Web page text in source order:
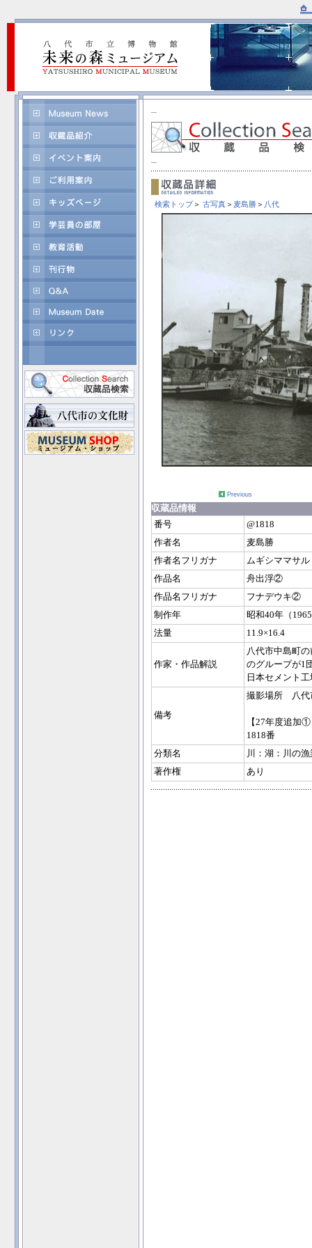
検索トップ＞ 古写真＞ 麦島勝＞ 八代
Previous
収蔵品情報
番号
@1818
作者名
麦島勝
作者名フリガナ
ムギシママサル
作品名
舟出浮②
作品名フリガナ
フナデウキ②
制作年
昭和40年（
法量
11.9×16.4
作家・作品解説
八代市中島町
のグループが1
日本セメント
備考
撮影場所 八
【27年度追加
1818番
分類名
川：湖：川の漁
著作権
あり